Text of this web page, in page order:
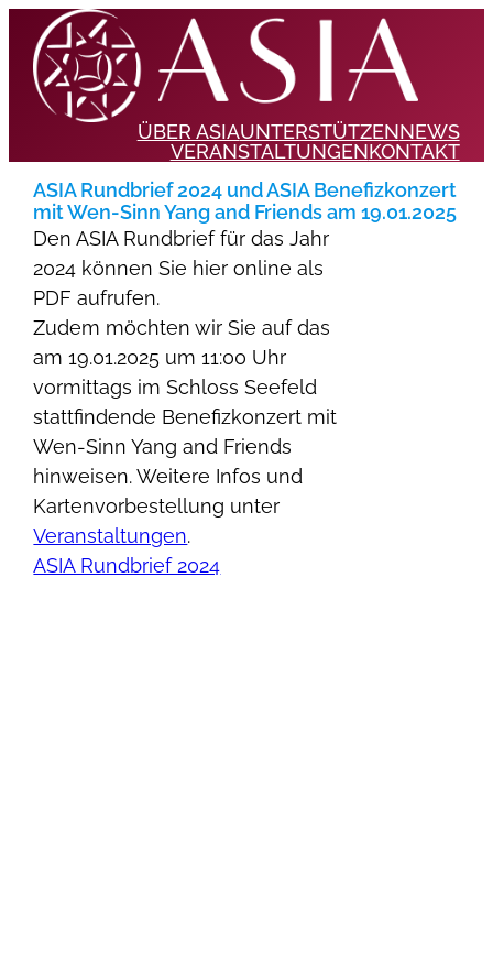
ÜBER ASIAUNTERSTÜTZENNEWS
VERANSTALTUNGENKONTAKT
ASIA Rundbrief 2024 und ASIA Benefizkonzert
mit Wen-Sinn Yang and Friends am 19.01.2025
Den ASIA Rundbrief für das Jahr
2024 können Sie hier online als
PDF aufrufen.
Zudem möchten wir Sie auf das
am 19.01.2025 um 11:00 Uhr
vormittags im Schloss Seefeld
stattfindende Benefizkonzert mit
Wen-Sinn Yang and Friends
hinweisen. Weitere Infos und
Kartenvorbestellung unter
Veranstaltungen.
ASIA Rundbrief 2024